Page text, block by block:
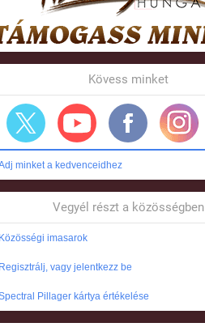
Kövess minket
minket a kedvenceidhez
Vegyél részt a közösségben
Közösségi imasarok
Regisztrálj, vagy jelentkezz be
Pillager kártya értékelése